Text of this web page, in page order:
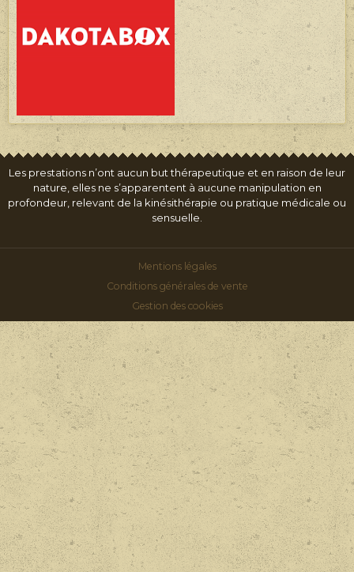
Les prestations n’ont aucun but thérapeutique et en raison de leur
nature, elles ne s’apparentent à aucune manipulation en
profondeur, relevant de la kinésithérapie ou pratique médicale ou
sensuelle.
Mentions légales
Conditions générales de vente
Gestion des cookies